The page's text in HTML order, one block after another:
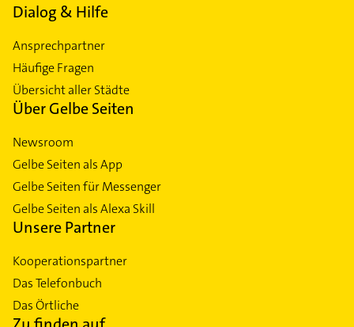
Dialog & Hilfe
Ansprechpartner
Häufige Fragen
Übersicht aller Städte
Über Gelbe Seiten
Newsroom
Gelbe Seiten als App
Gelbe Seiten für Messenger
Gelbe Seiten als Alexa Skill
Unsere Partner
Kooperationspartner
Das Telefonbuch
Das Örtliche